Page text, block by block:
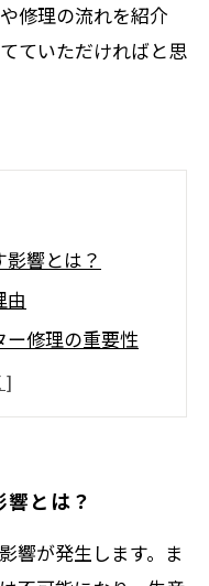
修理の流れを紹介
ていただければと思
響とは？
由
ー修理の重要性
具体的な点検方
の準備
とは？
響が発生します。ま